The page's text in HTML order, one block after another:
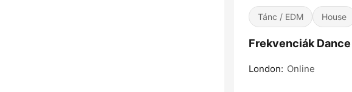
Tánc / EDM House
Frekvenciák Dance
London: Online